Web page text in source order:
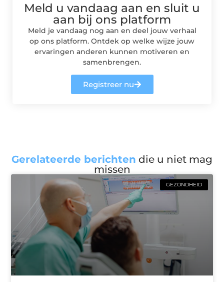
Meld u vandaag aan en sluit u
aan bij ons platform
Meld je vandaag nog aan en deel jouw verhaal
op ons platform. Ontdek op welke wijze jouw
ervaringen anderen kunnen motiveren en
samenbrengen.
Registreer nu
Gerelateerde berichten die u niet mag
missen
GEZONDHEID